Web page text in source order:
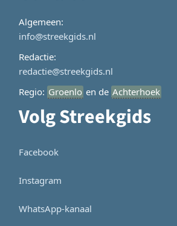
Algemeen:
info@streekgids.nl
Redactie:
redactie@streekgids.nl
Regio: Groenlo en de Achterhoek
Volg Streekgids
Facebook
Instagram
WhatsApp-kanaal